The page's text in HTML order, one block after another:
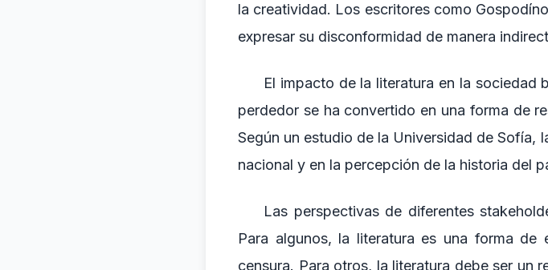
la creatividad. Los escritores como
expresar su disconformidad de manera
El impacto de la literatura en la sociedad
perdedor se ha convertido en una forma de
Según un estudio de la Universidad de Sofía,
nacional y en la percepción de la historia del
Las perspectivas de diferentes
Para algunos, la literatura es una forma
censura. Para otros, la literatura debe ser un